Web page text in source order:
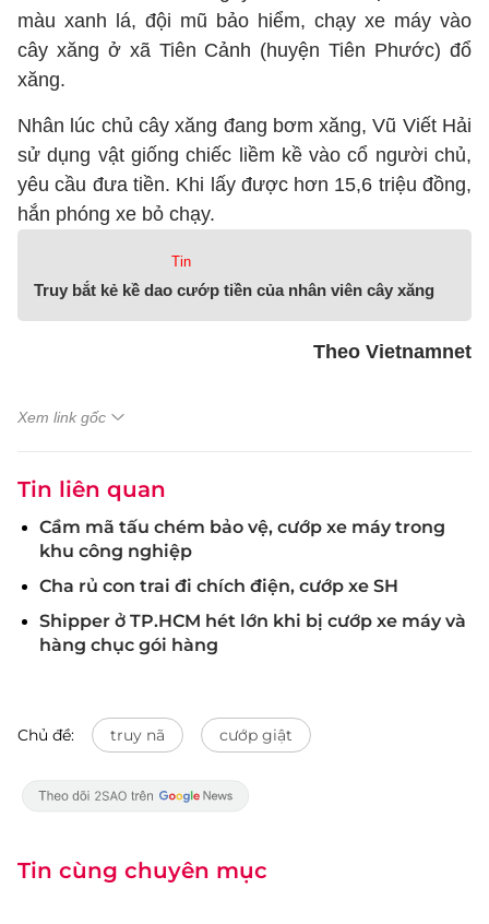
màu xanh lá, đội mũ bảo hiểm, chạy xe máy vào
cây xăng ở xã Tiên Cảnh (huyện Tiên Phước) đổ
xăng.
Nhân lúc chủ cây xăng đang bơm xăng, Vũ Viết Hải
sử dụng vật giống chiếc liềm kề vào cổ người chủ,
yêu cầu đưa tiền. Khi lấy được hơn 15,6 triệu đồng,
hắn phóng xe bỏ chạy.
Tin
Truy bắt kẻ kề dao cướp tiền của nhân viên cây xăng
Theo Vietnamnet
Xem link gốc
Tin liên quan
Cầm mã tấu chém bảo vệ, cướp xe máy trong
khu công nghiệp
Cha rủ con trai đi chích điện, cướp xe SH
Shipper ở TP.HCM hét lớn khi bị cướp xe máy và
hàng chục gói hàng
Chủ đề: truy nã cướp giật
Tin cùng chuyên mục